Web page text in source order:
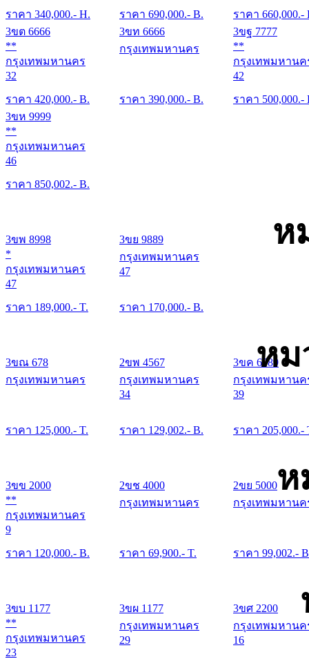
ราคา 340,000.- H. ราคา 690,000.- B. ราคา 660,000.-
3ขต 6666
**
กรุงเทพมหานคร
32
ราคา 420,000.- B.
3ขท 6666
กรุงเทพมหานคร
ราคา 390,000.- B.
3ขฐ 7777
**
กรุงเทพมหานค
42
ราคา 500,000.-
3ขห 9999
**
กรุงเทพมหานคร
46
ราคา 850,002.- B.
ห
3ขพ 8998
*
กรุงเทพมหานคร
47
ราคา 189,000.- T.
3ขย 9889
กรุงเทพมหานคร
47
ราคา 170,000.- B.
หม
3ขณ 678
กรุงเทพมหานคร
ราคา 125,000.- T.
2ขพ 4567
กรุงเทพมหานคร
34
ราคา 129,002.- B.
3ขค 6789
กรุงเทพมหานค
39
ราคา 205,000.-
ห
3ขข 2000
**
กรุงเทพมหานคร
9
ราคา 120,000.- B.
2ขช 4000
กรุงเทพมหานคร
ราคา 69,900.- T.
2ขย 5000
กรุงเทพมหานค
ราคา 99,002.-
3ขบ 1177
**
กรุงเทพมหานคร
23
3ขผ 1177
กรุงเทพมหานคร
29
3ขศ 2200
กรุงเทพมหานค
16